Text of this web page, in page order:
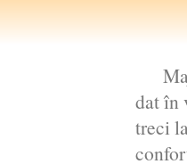
dat în
treci